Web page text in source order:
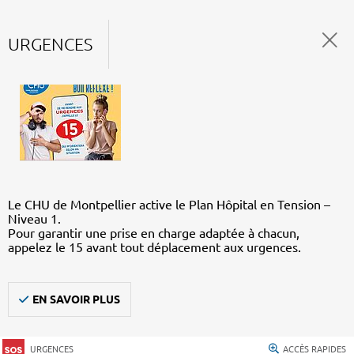
URGENCES
Le CHU de Montpellier active le Plan Hôpital en Tension –
Niveau 1.
Pour garantir une prise en charge adaptée à chacun,
appelez le 15 avant tout déplacement aux urgences.
EN SAVOIR PLUS
URGENCES ACCÈS RAPIDES